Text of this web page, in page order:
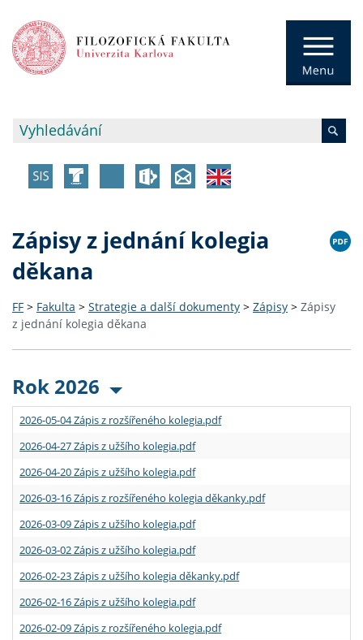
Zápisy z jednání kolegia
děkana
FF > Fakulta > Strategie a další dokumenty > Zápisy > Zápisy
z jednání kolegia děkana
Rok 2026
2026-05-04 Zápis z rozšířeného kolegia.pdf
2026-04-27 Zápis z užšího kolegia.pdf
2026-04-20 Zápis z užšího kolegia.pdf
2026-03-16 Zápis z rozšířeného kolegia děkanky.pdf
2026-03-09 Zápis z užšího kolegia.pdf
2026-03-02 Zápis z užšího kolegia.pdf
2026-02-23 Zápis z užšího kolegia děkanky.pdf
2026-02-16 Zápis z užšího kolegia.pdf
2026-02-09 Zápis z rozšířeného kolegia.pdf